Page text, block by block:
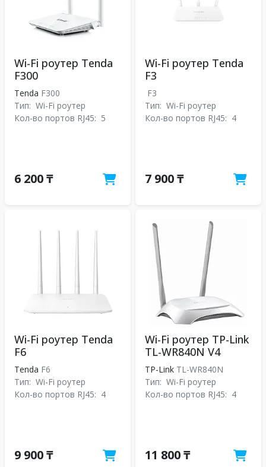
Wi-Fi роутер Tenda
F300
Tenda F300
Тип: Wi-Fi роутер
Кол-во портов RJ45: 5
6 200 ₸
Wi-Fi роутер Tenda
F3
F3
Тип: Wi-Fi роутер
Кол-во портов RJ45: 4
7 900 ₸
Wi-Fi роутер Tenda
F6
Tenda F6
Тип: Wi-Fi роутер
Кол-во портов RJ45: 4
9 900 ₸
Wi-Fi роутер TP-Link
TL-WR840N V4
TP-Link TL-WR840N
Тип: Wi-Fi роутер
Кол-во портов RJ45: 4
11 800 ₸